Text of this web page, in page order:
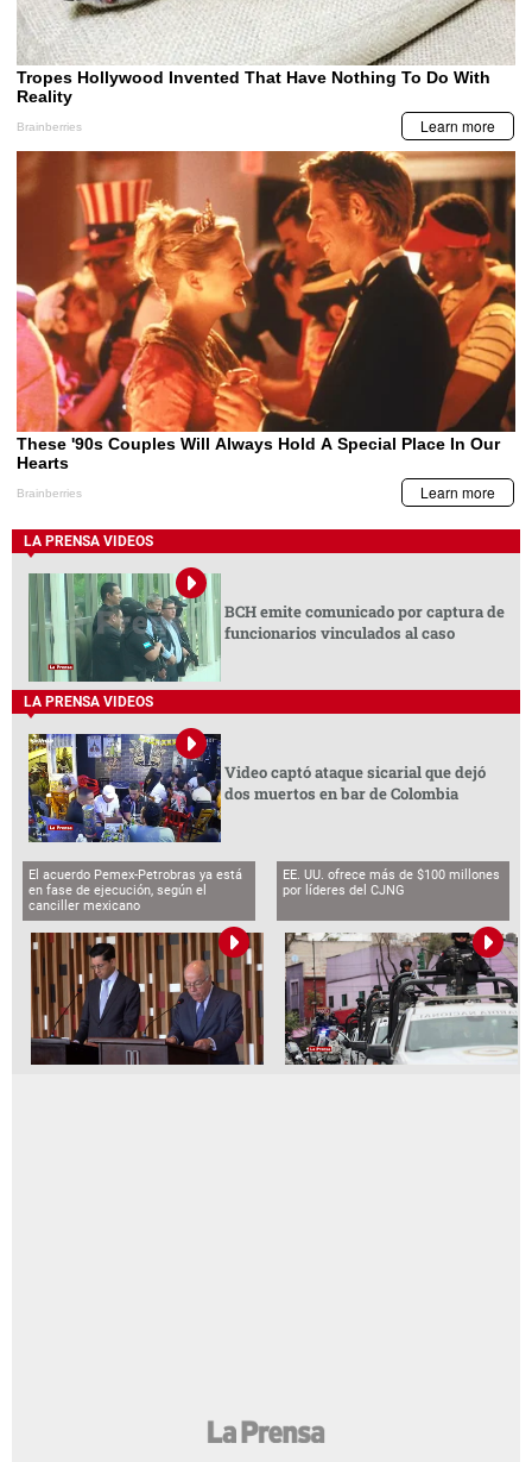
LA PRENSA VIDEOS
BCH emite comunicado por captura de
funcionarios vinculados al caso
LA PRENSA VIDEOS
Video captó ataque sicarial que dejó
dos muertos en bar de Colombia
El acuerdo Pemex-Petrobras ya está
en fase de ejecución, según el
canciller mexicano
EE. UU. ofrece más de $100 millones
por líderes del CJNG